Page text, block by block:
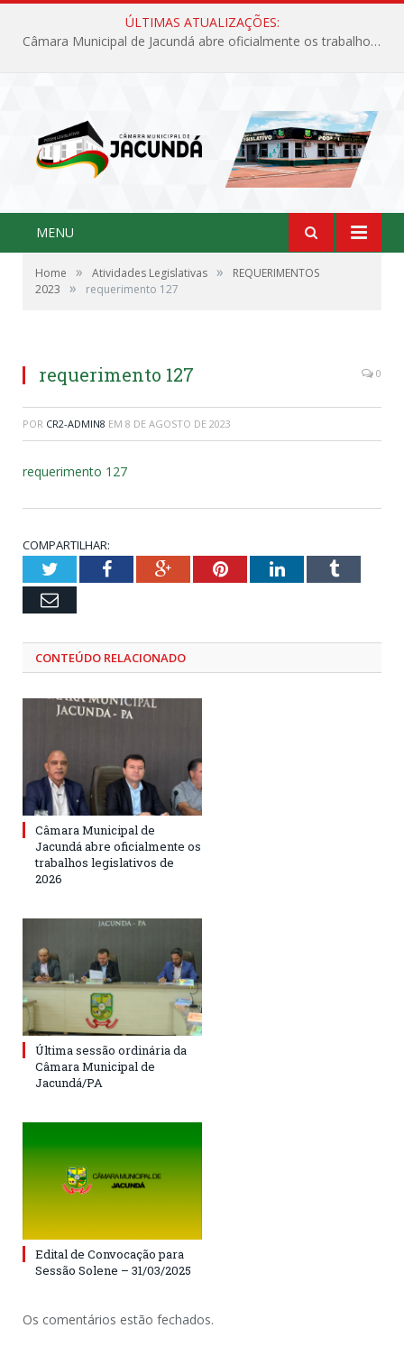
ÚLTIMAS ATUALIZAÇÕES:
Câmara Municipal de Jacundá abre oficialmente os trabalhos legislativos de 2026
MENU
Home » Atividades Legislativas »
REQUERIMENTOS
2023
» requerimento 127
requerimento 127 0
POR CR2-ADMIN8 EM 8 DE AGOSTO DE 2023
requerimento 127
COMPARTILHAR:
TwitterFacebookGoogle+PinterestLinkedInTumblr
Email
CONTEÚDO RELACIONADO
Câmara Municipal de
Jacundá abre oficialmente os
trabalhos legislativos de
2026
Última sessão ordinária da
Câmara Municipal de
Jacundá/PA
Edital de Convocação para
Sessão Solene – 31/03/2025
Os comentários estão fechados.